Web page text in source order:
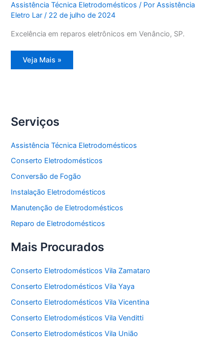
Assistência Técnica Eletrodomésticos / PorAssistência
Eletro Lar/ 22 de julho de 2024
Excelência em reparos eletrônicos em Venâncio, SP.
Assistência
Técnica
Veja Mais »
Serviços
Assistência Técnica Eletrodomésticos
Conserto Eletrodomésticos
Conversão de Fogão
Instalação Eletrodomésticos
Manutenção de Eletrodomésticos
Reparo de Eletrodomésticos
Mais Procurados
Conserto Eletrodomésticos Vila Zamataro
Conserto Eletrodomésticos Vila Yaya
Conserto Eletrodomésticos Vila Vicentina
Conserto Eletrodomésticos Vila Venditti
Conserto Eletrodomésticos Vila União